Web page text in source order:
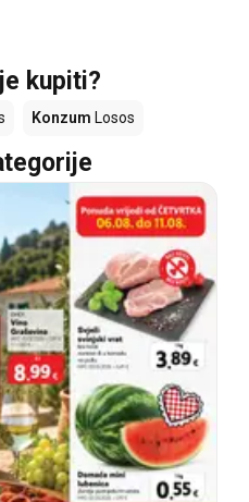
kupiti?
Konzum Losos